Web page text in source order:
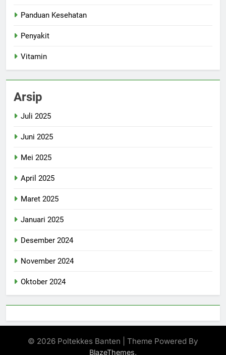
Panduan Kesehatan
Penyakit
Vitamin
Arsip
Juli 2025
Juni 2025
Mei 2025
April 2025
Maret 2025
Januari 2025
Desember 2024
November 2024
Oktober 2024
© 2026 Poltekkes Banten | Theme Powered By
BlazeThemes.